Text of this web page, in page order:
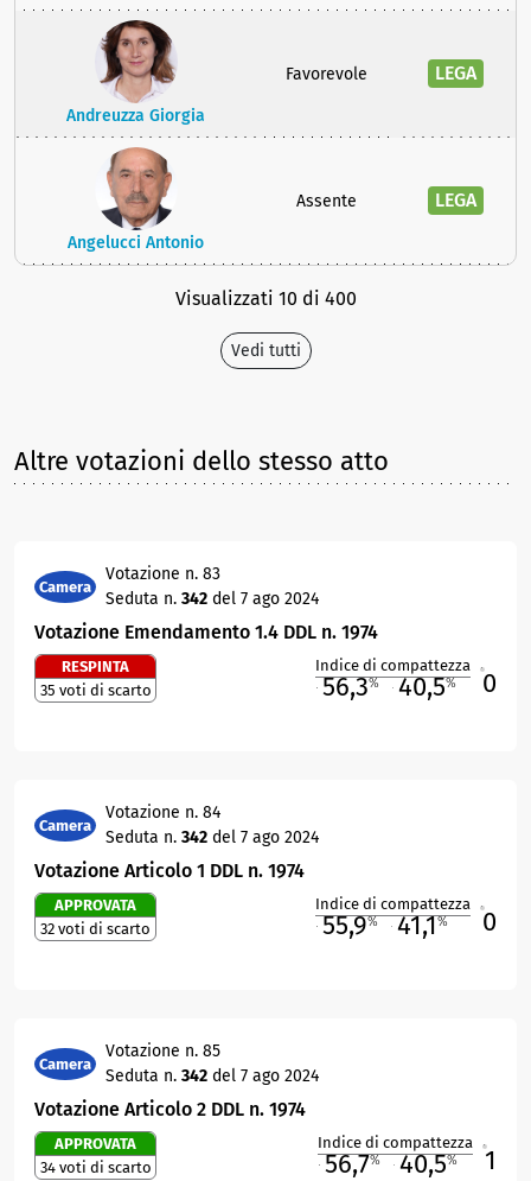
Andreuzza Giorgia
Favorevole LEGA
Angelucci Antonio
Assente LEGA
Visualizzati 10 di 400
Vedi tutti
Altre votazioni dello stesso atto
Camera
Votazione n. 83
Seduta n. 342 del 7 ago 2024
Votazione Emendamento 1.4 DDL n. 1974
RESPINTA
35 voti di scarto
Indice di compattezza
56,3% 40,5% 0
Camera
Votazione n. 84
Seduta n. 342 del 7 ago 2024
Votazione Articolo 1 DDL n. 1974
APPROVATA
32 voti di scarto
Indice di compattezza
55,9% 41,1% 0
Camera
Votazione n. 85
Seduta n. 342 del 7 ago 2024
Votazione Articolo 2 DDL n. 1974
APPROVATA
34 voti di scarto
Indice di compattezza
56,7% 40,5% 1